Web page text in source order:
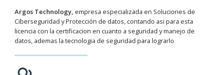
Argos Technology, empresa especializada en Soluciones de
Ciberseguridad y Protección de datos, contando asi para esta
licencia con la certificacion en cuanto a seguridad y manejo de
datos, ademas la tecnologia de seguridad para lograrlo